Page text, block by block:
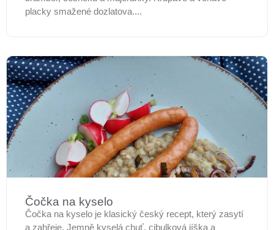
placky smažené dozlatova....
Čočka na kyselo
Čočka na kyselo je klasický český recept, který zasytí
a zahřeje. Jemně kyselá chuť, cibulková jíška a